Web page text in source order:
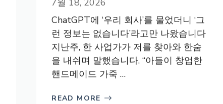
ChatGPT에 ‘우리 회사’를 물었더니 ‘그
런 정보는 없습니다’라고만 나왔습니다
지난주, 한 사업가가 저를 찾아와 한숨
을 내쉬며 말했습니다. “아들이 창업한
핸드메이드 가죽 …
READ MORE